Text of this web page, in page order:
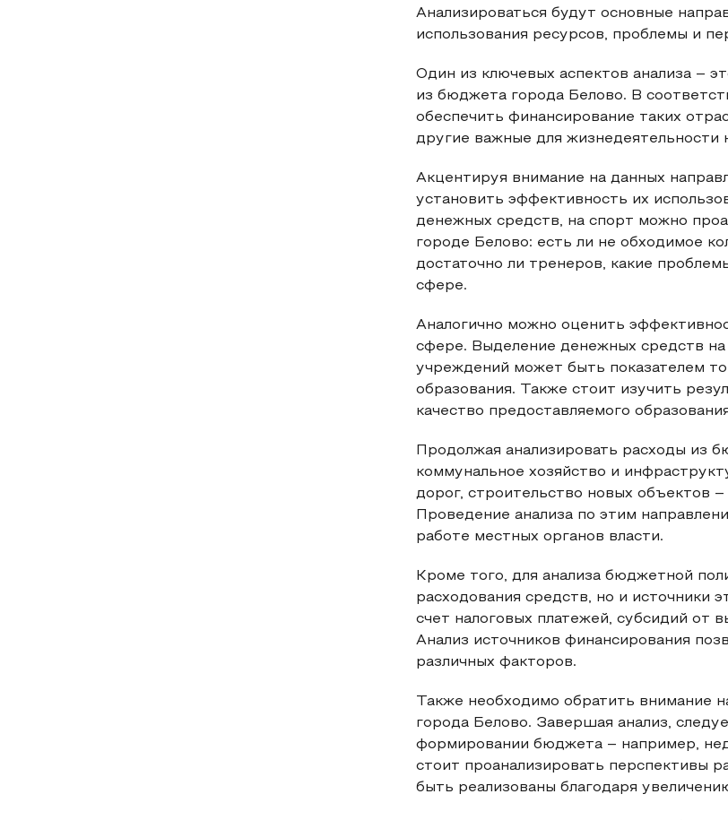
Анализироваться будут основные
использования ресурсов, проблемы и
Один из ключевых аспектов анализа –
из бюджета города Белово. В
обеспечить финансирование таких
другие важные для жизнедеятельности
Акцентируя внимание на данных
установить эффективность их
денежных средств, на спорт можно
городе Белово: есть ли не обходимое
достаточно ли тренеров, какие
сфере.
Аналогично можно оценить
сфере. Выделение денежных средств
учреждений может быть показателем
образования. Также стоит изучить
качество предоставляемого
Продолжая анализировать расходы из
коммунальное хозяйство и
дорог, строительство новых объектов
Проведение анализа по этим
работе местных органов власти.
Кроме того, для анализа бюджетной
расходования средств, но и источники
счет налоговых платежей, субсидий от
Анализ источников финансирования
различных факторов.
Также необходимо обратить внимание
города Белово. Завершая анализ,
формировании бюджета – например,
стоит проанализировать перспективы
быть реализованы благодаря